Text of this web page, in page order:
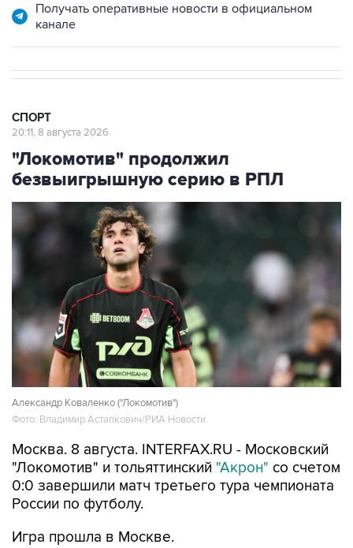
Получать оперативные новости в официальном
канале
СПОРТ
20:11, 8 августа 2026
"Локомотив" продолжил
безвыигрышную серию в РПЛ
Александр Коваленко ("Локомотив")
Фото: Владимир Астапкович/РИА Новости
Москва. 8 августа. INTERFAX.RU - Московский
"Локомотив" и тольяттинский "Акрон" со счетом
0:0 завершили матч третьего тура чемпионата
России по футболу.
Игра прошла в Москве.